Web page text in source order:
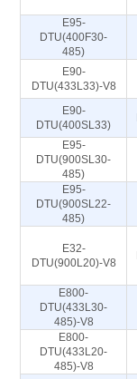
E95-
DTU(400F30-
485)
E90-
DTU(433L33)-V8
E90-
DTU(400SL33)
E95-
DTU(900SL30-
485)
E95-
DTU(900SL22-
485)
E32-
DTU(900L20)-V8
E800-
DTU(433L30-
485)-V8
E800-
DTU(433L20-
485)-V8